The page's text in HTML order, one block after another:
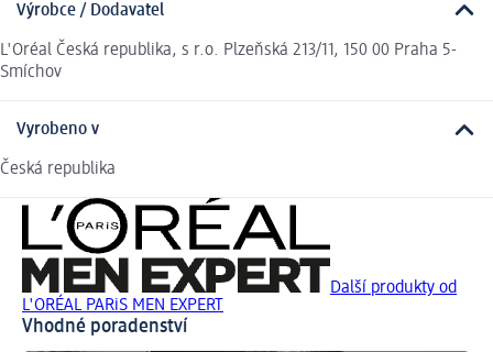
Výrobce / Dodavatel
L'Oréal Česká republika, s r.o. Plzeňská 213/11, 150 00 Praha 5-
Smíchov
Vyrobeno v
Česká republika
Další produkty od
L'ORÉAL PARiS MEN EXPERT
Vhodné poradenství